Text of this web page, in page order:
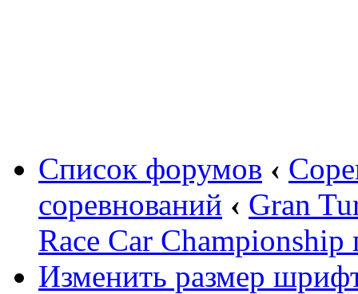
Список форумов ‹
соревнований ‹ Gran
Race Car Championship
Изменить размер